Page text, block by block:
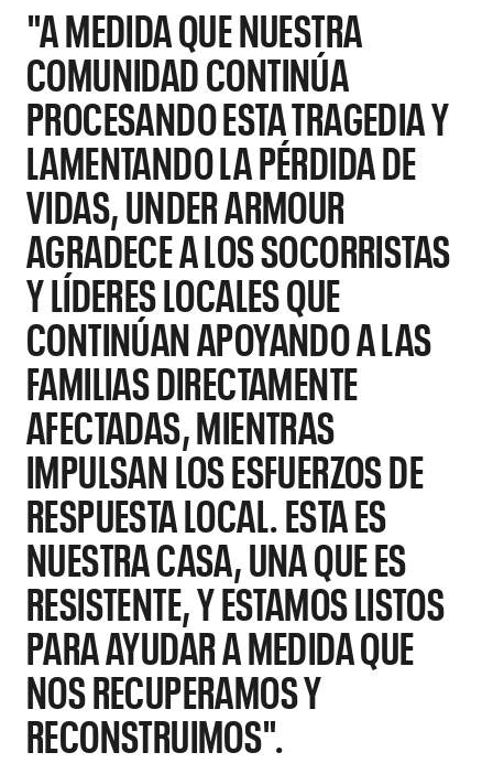
"A MEDIDA QUE NUESTRA
COMUNIDAD CONTINÚA
PROCESANDO ESTA TRAGEDIA Y
LAMENTANDO LA PÉRDIDA DE
VIDAS, UNDER ARMOUR
AGRADECE A LOS SOCORRISTAS
Y LÍDERES LOCALES QUE
CONTINÚAN APOYANDO A LAS
FAMILIAS DIRECTAMENTE
AFECTADAS, MIENTRAS
IMPULSAN LOS ESFUERZOS DE
RESPUESTA LOCAL. ESTA ES
NUESTRA CASA, UNA QUE ES
RESISTENTE, Y ESTAMOS LISTOS
PARA AYUDAR A MEDIDA QUE
NOS RECUPERAMOS Y
RECONSTRUIMOS".